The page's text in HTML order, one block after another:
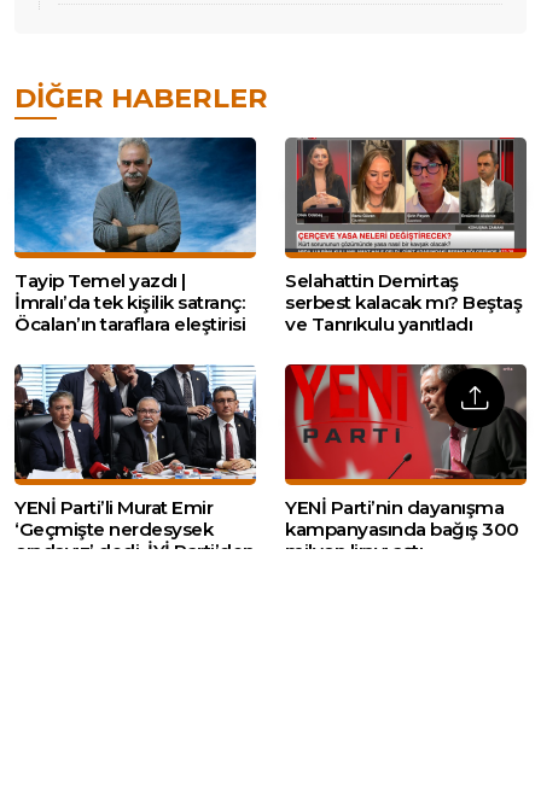
DIĞER HABERLER
Tayip Temel yazdı |
İmralı’da tek kişilik satranç:
Öcalan’ın taraflara eleştirisi
Selahattin Demirtaş
serbest kalacak mı? Beştaş
ve Tanrıkulu yanıtladı
YENİ Parti’li Murat Emir
‘Geçmişte nerdesysek
oradayız’ dedi, İYİ Parti’den
YENİ Parti’nin dayanışma
kampanyasında bağış 300
milyon lirayı aştı